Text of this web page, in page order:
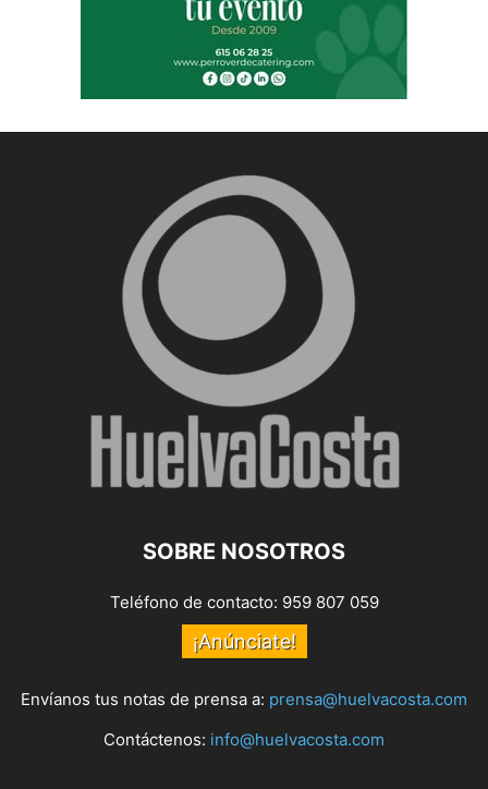
SOBRE NOSOTROS
Teléfono de contacto: 959 807 059
¡Anúnciate!
Envíanos tus notas de prensa a: prensa@huelvacosta.com
Contáctenos: info@huelvacosta.com